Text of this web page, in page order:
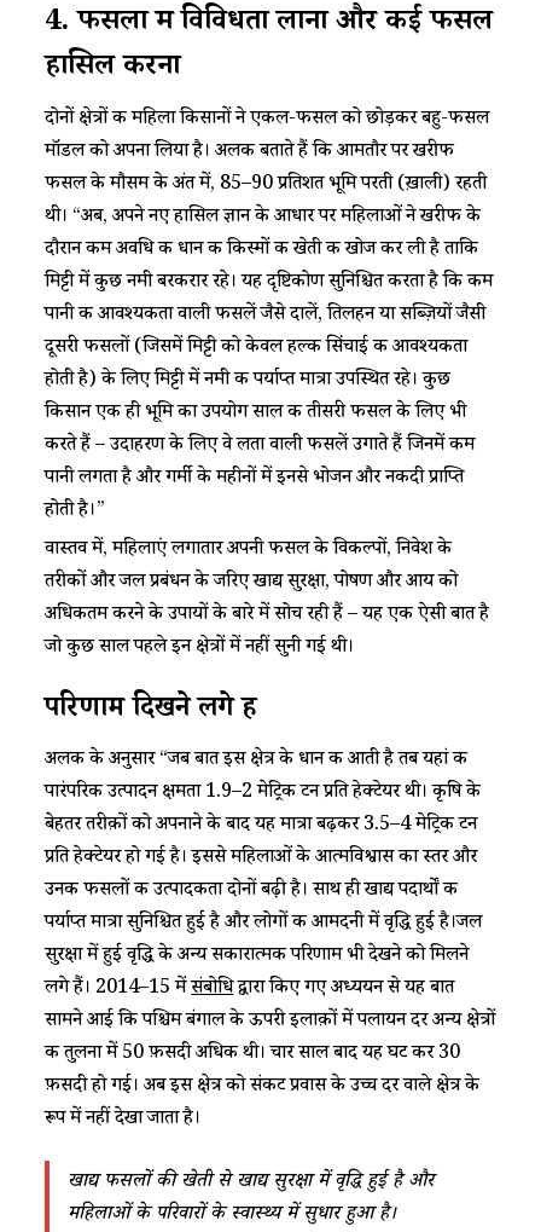
4.फसलोंमेंविविधता लानाऔरकई फसलें
हासिल करना
दोनों क्षेत्रों की महिला किसानों ने एकल-फसल को छोड़कर बहु-फसल
मॉडल को अपना लिया है। अलक बताते हैं कि आमतौर पर खरीफ
फसल के मौसम के अंत में, 85–90 प्रतिशत भूमि परती (ख़ाली) रहती
थी। “अब, अपने नए हासिल ज्ञान के आधार पर महिलाओं ने खरीफ के
दौरान कम अवधि की धान की किस्मों की खेती की खोज कर ली है ताकि
मिट्टी में कुछ नमी बरकरार रहे। यह दृष्टिकोण सुनिश्चित करता है कि कम
पानी की आवश्यकता वाली फसलें जैसे दालें, तिलहन या सब्ज़ियों जैसी
दूसरी फसलों (जिसमें मिट्टी को केवल हल्की सिंचाई की आवश्यकता
होती है) के लिए मिट्टी में नमी की पर्याप्त मात्रा उपस्थित रहे। कुछ
किसान एक ही भूमि का उपयोग साल की तीसरी फसल के लिए भी
करते हैं – उदाहरण के लिए वे लता वाली फसलें उगाते हैं जिनमें कम
पानी लगता है और गर्मी के महीनों में इनसे भोजन और नकदी प्राप्ति
होती है।”
वास्तव में, महिलाएं लगातार अपनी फसल के विकल्पों, निवेश के
तरीकों और जल प्रबंधन के जरिए खाद्य सुरक्षा, पोषण और आय को
अधिकतम करने के उपायों के बारे में सोच रही हैं – यह एक ऐसी बात है
जो कुछ साल पहले इन क्षेत्रों में नहीं सुनी गई थी।
परिणाम दिखने लगे हैं
अलक के अनुसार “जब बात इस क्षेत्र के धान की आती है तब यहां की
पारंपरिक उत्पादन क्षमता 1.9–2 मेट्रिक टन प्रति हेक्टेयर थी। कृषि के
बेहतर तरीक़ों को अपनाने के बाद यह मात्रा बढ़कर 3.5–4 मेट्रिक टन
प्रति हेक्टेयर हो गई है। इससे महिलाओं के आत्मविश्वास का स्तर और
उनकी फसलों की उत्पादकता दोनों बढ़ी है। साथ ही खाद्य पदार्थों की
पर्याप्त मात्रा सुनिश्चित हुई है और लोगों की आमदनी में वृद्धि हुई है।जल
सुरक्षा में हुई वृद्धि के अन्य सकारात्मक परिणाम भी देखने को मिलने
लगे हैं। 2014–15 मेंसंबोधिद्वारा किए गए अध्ययन से यह बात
सामने आई कि पश्चिम बंगाल के ऊपरी इलाक़ों में पलायन दर अन्य क्षेत्रों
की तुलना में 50 फ़ीसदी अधिक थी। चार साल बाद यह घट कर 30
फ़ीसदी हो गई। अब इस क्षेत्र को संकट प्रवास के उच्च दर वाले क्षेत्र के
रूप में नहीं देखा जाता है।
खाद्य फसलों की खेती से खाद्य सुरक्षा में वृद्धि हुई है और
महिलाओं के परिवारों के स्वास्थ्य में सुधार हुआ है।